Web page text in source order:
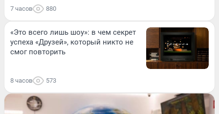
7 часов 880
«Это всего лишь шоу»: в чем секрет
успеха «Друзей», который никто не
смог повторить
8 часов 573